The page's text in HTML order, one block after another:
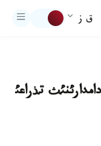
ق ز
تذراعئ